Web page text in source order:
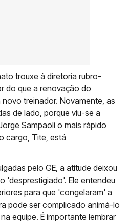
trouxe à diretoria rubro-
do que a renovação do
treinador. Novamente, as
de lado, porque viu-se a
Sampaoli o mais rápido
cargo, Tite, está
pelo GE, a atitude deixou
'desprestigiado'. Ele entendeu
para que 'congelaram' a
pode ser complicado animá-lo
equipe. É importante lembrar